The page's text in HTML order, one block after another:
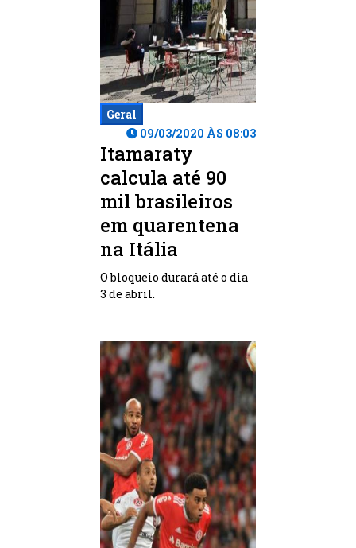
Geral
09/03/2020 ÀS 08:03
Itamaraty
calcula até 90
mil brasileiros
em quarentena
na Itália
O bloqueio durará até o dia
3 de abril.